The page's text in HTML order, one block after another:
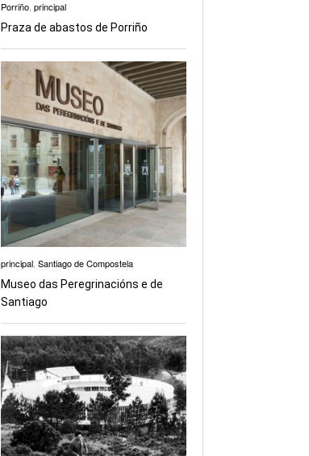
Porriño principal
Praza de abastos de Porriño
principal Santiago de Compostela
Museo das Peregrinacións e de
Santiago